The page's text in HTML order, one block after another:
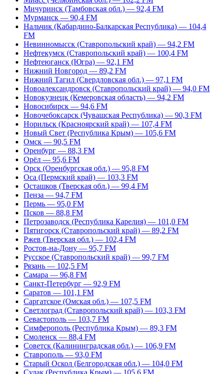
Мичуринск (Тамбовская обл.) — 92,4 FM
Мурманск — 90,4 FM
Нальчик (Кабардино-Балкарская Республика) — 104,4
FM
Невинномысск (Ставропольский край) — 94,2 FM
Нефтекумск (Ставропольский край) — 100,4 FM
Нефтеюганск (Югра) — 92,1 FM
Нижний Новгород — 89,2 FM
Нижний Тагил (Свердловская обл.) — 97,1 FM
Новоалександровск (Ставропольский край) — 94,0 FM
Новокузнецк (Кемеровская область) — 94,2 FM
Новосибирск — 94,6 FM
Новочебоксарск (Чувашская Республика) — 90,3 FM
Норильск (Красноярский край) — 107,4 FM
Новый Свет (Республика Крым) — 105,6 FM
Омск — 90,5 FM
Оренбург — 88,3 FM
Орёл — 95,6 FM
Орск (Оренбургская обл.) — 95,8 FM
Оса (Пермский край) — 103,3 FM
Осташков (Тверская обл.) — 99,4 FM
Пенза — 94,7 FM
Пермь — 95,0 FM
Псков — 88,8 FM
Петрозаводск (Республика Карелия) — 101,0 FM
Пятигорск (Ставропольский край) — 89,2 FM
Ржев (Тверская обл.) — 102,4 FM
Ростов-на-Дону — 95,7 FM
Русское (Ставропольский край) — 99,7 FM
Рязань — 102,5 FM
Самара — 96,8 FM
Санкт-Петербург — 92,9 FM
Саратов — 101,1 FM
Саргатское (Омская обл.) — 107,5 FM
Светлоград (Ставропольский край) — 103,3 FM
Севастополь — 103,7 FM
Симферополь (Республика Крым) — 89,3 FM
Смоленск — 88,4 FM
Советск (Калининградская обл.) — 106,9 FM
Ставрополь — 93,0 FM
Старый Оскол (Белгородская обл.) — 104,0 FM
Судак (Республика Крым) — 105,6 FM